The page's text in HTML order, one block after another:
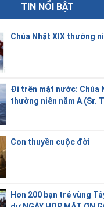
An rê Phú Yên
Gioakim và Anna
Giacôbê Tông đồ
Bighita
Maria Madalêna
Bônaventura
Anrê Nguyễn Kim
Phêrô Nguyễn Bá
TIN NỔI BẬT
Chúa Nhật XIX thường
Đi trên mặt nước: Chúa
thường niên năm A (Sr.
Con thuyền cuộc đời
Hơn 200 bạn trẻ vùng